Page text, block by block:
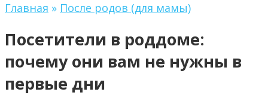
Главная » После родов (для мамы)
Посетители в роддоме:
почему они вам не нужны в
первые дни